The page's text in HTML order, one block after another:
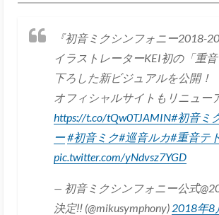
『初音ミクシンフォニー2018-
イラストレーターKEI初の「重
下ろした新ビジュアルを公開！
オフィシャルサイトもリニュー
https://t.co/tQw0TJAMIN#初音ミ
ー#初音ミク#巡音ルカ#重音テト
pic.twitter.com/yNdvsz7YGD
— 初音ミクシンフォニー公式
決定‼︎ (@mikusymphony) 2018年8